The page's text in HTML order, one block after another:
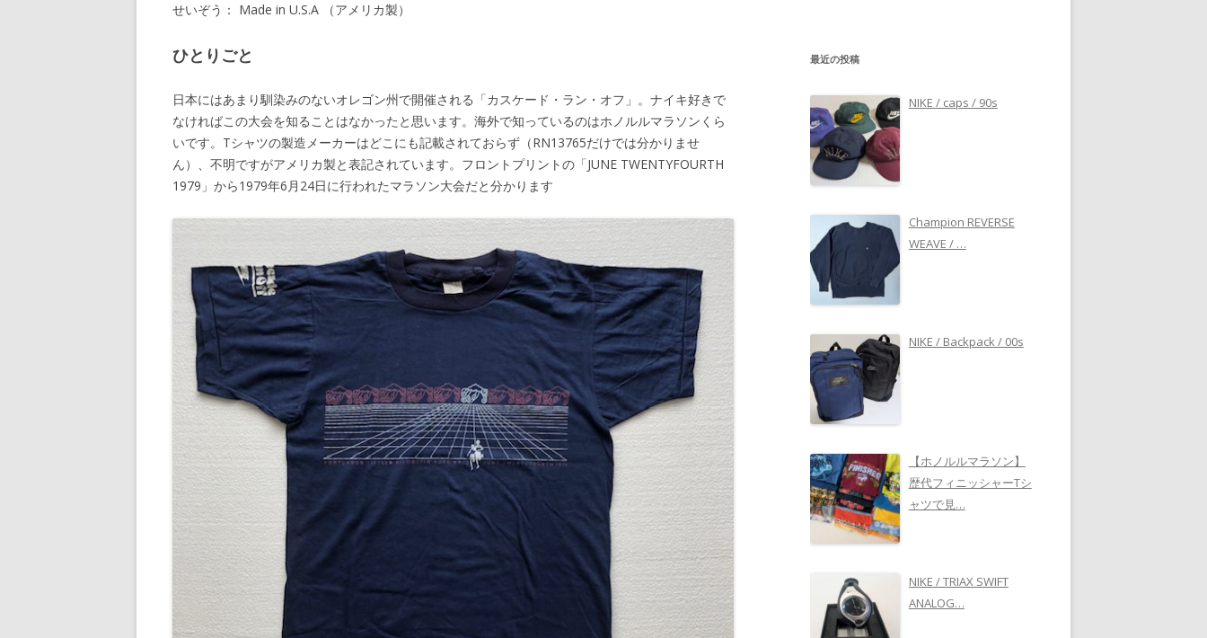
せいぞう： Made in U.S.A （アメリカ製）
ひとりごと
日本にはあまり馴染みのないオレゴン州で開催される「カスケード・ラン・オフ」。ナイキ好きで
なければこの大会を知ることはなかったと思います。海外で知っているのはホノルルマラソンくら
いです。Tシャツの製造メーカーはどこにも記載されておらず（RN13765だけでは分かりませ
ん）、不明ですがアメリカ製と表記されています。フロントプリントの「JUNE TWENTYFOURTH
1979」から1979年6月24日に行われたマラソン大会だと分かります
最近の投稿
NIKE / caps / 90s
Champion REVERSE
WEAVE / …
NIKE / Backpack / 00s
【ホノルルマラソン】
歴代フィニッシャーTシ
ャツで見…
NIKE / TRIAX SWIFT
ANALOG…